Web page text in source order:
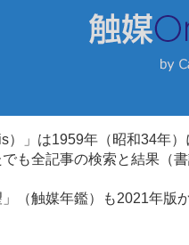
）」は1959年（昭和34年
も全記事の検索と結果（
（触媒年鑑）も2021年